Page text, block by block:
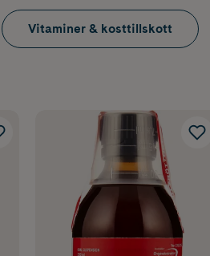
Vitaminer & kosttillskott